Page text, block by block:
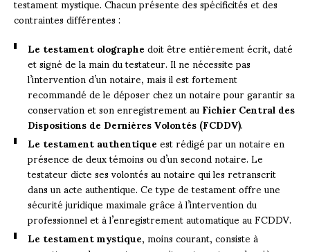
contraintes différentes :
Le testament olographedoit être entièrement écrit, daté
et signé de la main du testateur. Il ne nécessite pas
l’intervention d’un notaire, mais il est fortement
recommandé de le déposer chez un notaire pour garantir sa
conservation et son enregistrement auFichier Central des
Dispositions de Dernières Volontés (FCDDV).
Le testament authentiqueest rédigé par un notaire en
présence de deux témoins ou d’un second notaire. Le
testateur dicte ses volontés au notaire qui les retranscrit
dans un acte authentique. Ce type de testament offre une
sécurité juridique maximale grâce à l’intervention du
professionnel et à l’enregistrement automatique au FCDDV.
Le testament mystique, moins courant, consiste à